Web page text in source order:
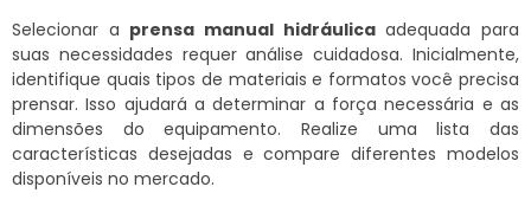
Selecionar a prensa manual hidráulicaadequada para
suas necessidades requer análise cuidadosa. Inicialmente,
identifique quais tipos de materiais e formatos você precisa
prensar. Isso ajudará a determinar a força necessária e as
dimensões do equipamento. Realize uma lista das
características desejadas e compare diferentes modelos
disponíveis no mercado.